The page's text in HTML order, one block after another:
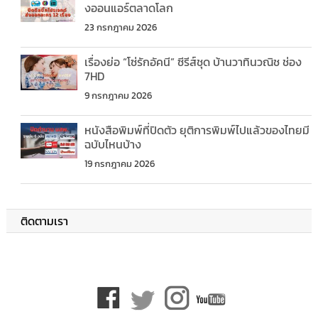
งออนแอร์ตลาดโลก
23 กรกฎาคม 2026
เรื่องย่อ “โซ่รักอัคนี” ซีรีส์ชุด บ้านวาทินวณิช ช่อง
7HD
9 กรกฎาคม 2026
หนังสือพิมพ์ที่ปิดตัว ยุติการพิมพ์ไปแล้วของไทยมี
ฉบับไหนบ้าง
19 กรกฎาคม 2026
ติดตามเรา